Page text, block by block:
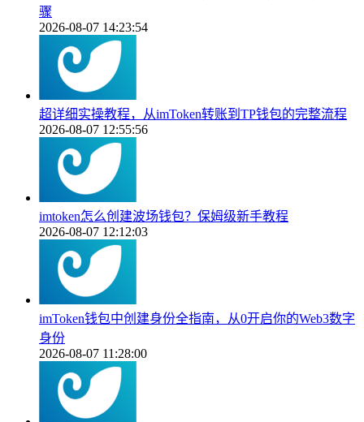
骤
2026-08-07 14:23:54
超详细实操教程，从imToken转账到TP钱包的完整流程
2026-08-07 12:55:56
imtoken怎么创建波场钱包？保姆级新手教程
2026-08-07 12:12:03
imToken钱包中创建身份全指南，从0开启你的Web3数字
身份
2026-08-07 11:28:00